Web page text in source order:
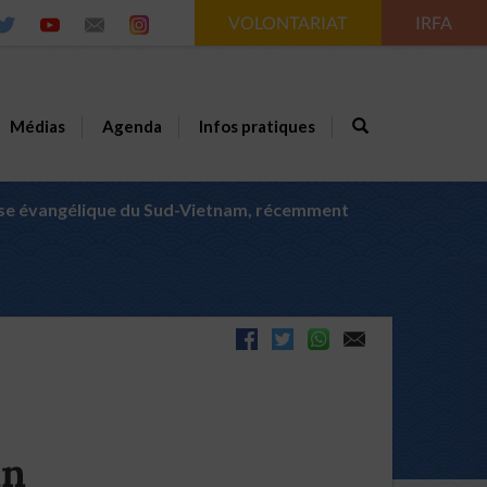
VOLONTARIAT IRFA
Médias Agenda Infos pratiques
évangélique du Sud-Vietnam, récemment